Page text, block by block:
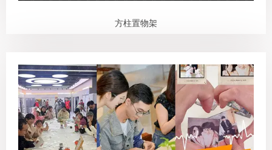
方柱置物架